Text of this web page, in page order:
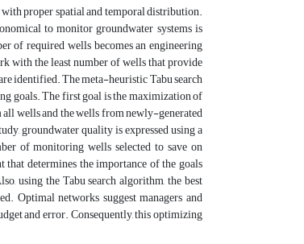
proper spatial and temporal distribution.
to monitor groundwater systems is
of required wells becomes an engineering
with the least number of wells that provide
identified. The meta-heuristic Tabu search
goals. The first goal is the maximization of
wells and the wells from newly-generated
groundwater quality is expressed using a
of monitoring wells selected to save on
determines the importance of the goals
using the Tabu search algorithm, the best
Optimal networks suggest managers and
and error. Consequently, this optimizing